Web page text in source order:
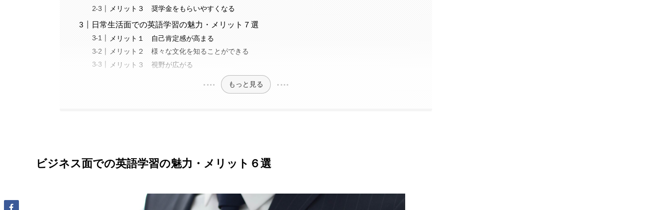
メリット３ 奨学金をもらいやすくなる
日常生活面での英語学習の魅力・メリット７選
メリット１ 自己肯定感が高まる
メリット２ 様々な文化を知ることができる
メリット３ 視野が広がる
もっと見る
ビジネス面での英語学習の魅力・メリット６選